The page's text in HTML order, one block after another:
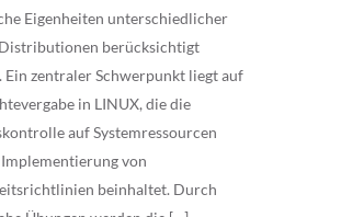
Eigenheiten unterschiedlicher
berücksichtigt
Ein zentraler Schwerpunkt liegt auf
in LINUX, die die
auf Systemressourcen
von
beinhaltet. Durch